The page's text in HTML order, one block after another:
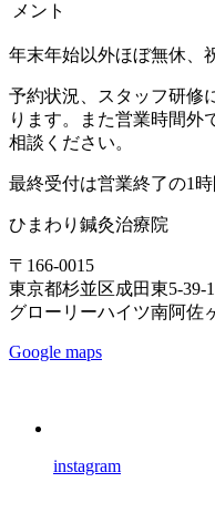
メント
年末年始以外ほぼ無休、
予約状況、スタッフ研修
ります。また営業時間外
相談ください。
最終受付は営業終了の1時
ひまわり鍼灸治療院
〒166-0015
東京都杉並区成田東5-39-
グローリーハイツ南阿佐
Google maps
instagram